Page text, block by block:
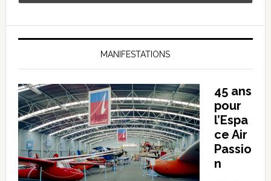
MANIFESTATIONS
45 ans
pour
l’Espa
ce Air
Passio
n